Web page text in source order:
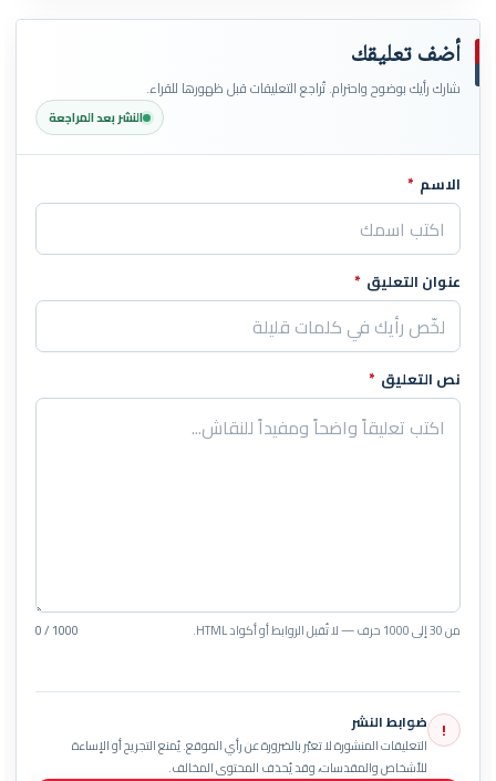
أضف تعليقك
شارك رأيك بوضوح واحترام. تُراجع التعليقات قبل ظهورها للقراء.
النشر بعد المراجعة
اترك هذا الحقل فارغاً
الاسم *
عنوان التعليق *
نص التعليق *
من 30 إلى 1000 حرف — لا تُقبل الروابط أو أكواد HTML. 0 / 1000
! ضوابط النشر
التعليقات المنشورة لا تعبّر بالضرورة عن رأي الموقع. يُمنع التجريح أو الإساءة
للأشخاص والمقدسات، وقد يُحذف المحتوى المخالف.